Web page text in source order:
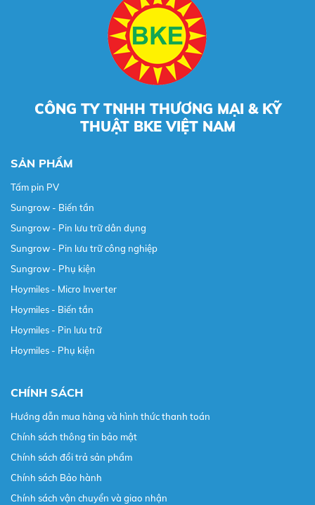
CÔNG TY TNHH THƯƠNG MẠI & KỸ
THUẬT BKE VIỆT NAM
SẢN PHẨM
Tấm pin PV
Sungrow - Biến tần
Sungrow - Pin lưu trữ dân dụng
Sungrow - Pin lưu trữ công nghiệp
Sungrow - Phụ kiện
Hoymiles - Micro Inverter
Hoymiles - Biến tần
Hoymiles - Pin lưu trữ
Hoymiles - Phụ kiện
CHÍNH SÁCH
Hướng dẫn mua hàng và hình thức thanh toán
Chính sách thông tin bảo mật
Chính sách đổi trả sản phẩm
Chính sách Bảo hành
Chính sách vận chuyển và giao nhận